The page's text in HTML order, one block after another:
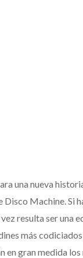
una nueva
Machine. Si
resulta ser una
más
en gran medida